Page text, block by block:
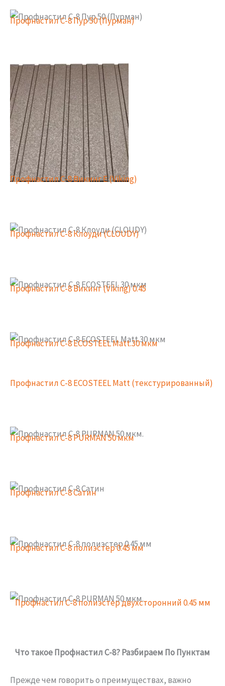
Профнастил С-8 Пур 50 (Пурман)
Профнастил С-8 Викинг Е (Viking)
Профнастил С-8 Клоуди (CLOUDY)
Профнастил С-8 Викинг (Viking) 0.45
Профнастил С-8 ECOSTEEL Matt.30 мкм
Профнастил С-8 ECOSTEEL Matt (текстурированный)
Профнастил С-8 PURMAN 50 мкм
Профнастил С-8 Сатин
Профнастил С-8 полиэстер 0.45 мм
Профнастил С-8 полиэстер двухсторонний 0.45 мм
Что такое Профнастил С-8? Разбираем По Пунктам
Прежде чем говорить о преимуществах, важно